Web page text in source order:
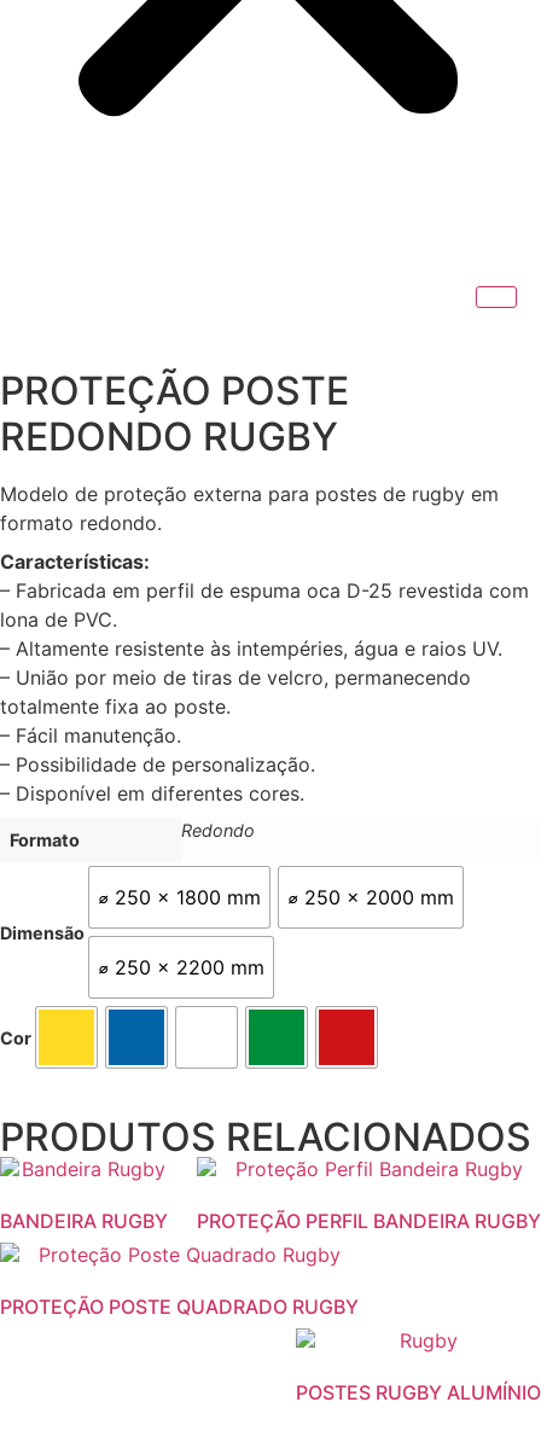
PROTEÇÃO POSTE
REDONDO RUGBY
Modelo de proteção externa para postes de rugby em
formato redondo.
Características:
– Fabricada em perfil de espuma oca D-25 revestida com
lona de PVC.
– Altamente resistente às intempéries, água e raios UV.
– União por meio de tiras de velcro, permanecendo
totalmente fixa ao poste.
– Fácil manutenção.
– Possibilidade de personalização.
– Disponível em diferentes cores.
Formato Redondo
Dimensão
⌀ 250 x 1800 mm ⌀ 250 x 2000 mm
⌀ 250 x 2200 mm
Cor
PRODUTOS RELACIONADOS
BANDEIRA RUGBY PROTEÇÃO PERFIL BANDEIRA RUGBY
PROTEÇÃO POSTE QUADRADO RUGBY
POSTES RUGBY ALUMÍNIO